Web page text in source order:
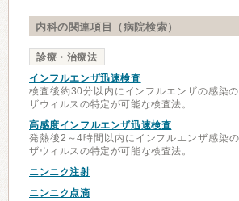
内科の関連項目（病院検索）
診療・治療法
インフルエンザ迅速検査
検査後約30分以内にインフルエンザの感染
ザウィルスの特定が可能な検査法。
高感度インフルエンザ迅速検査
発熱後2～4時間以内にインフルエンザ感染
ザウィルスの特定が可能な検査法。
ニンニク注射
ニンニク点滴